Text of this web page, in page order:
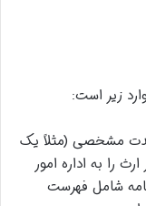
زیر است:
مشخصی (مثلاً یک
را به اداره امور
شامل فهرست